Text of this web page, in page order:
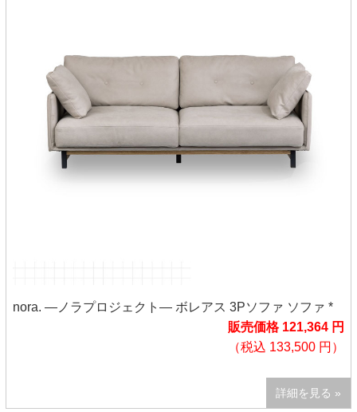
nora. ―ノラプロジェクト― ボレアス 3Pソファ ソファ *
販売価格 121,364 円
（税込 133,500 円）
詳細を見る »